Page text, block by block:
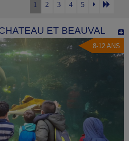
1 2 3 4 5
ET BEAUVAL
8-12 ANS